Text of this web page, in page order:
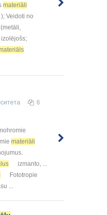
materiāli
Veidoti no
(metāli,
izolējošs;
6
materiāli
izmanto, ...
Fototropie
...